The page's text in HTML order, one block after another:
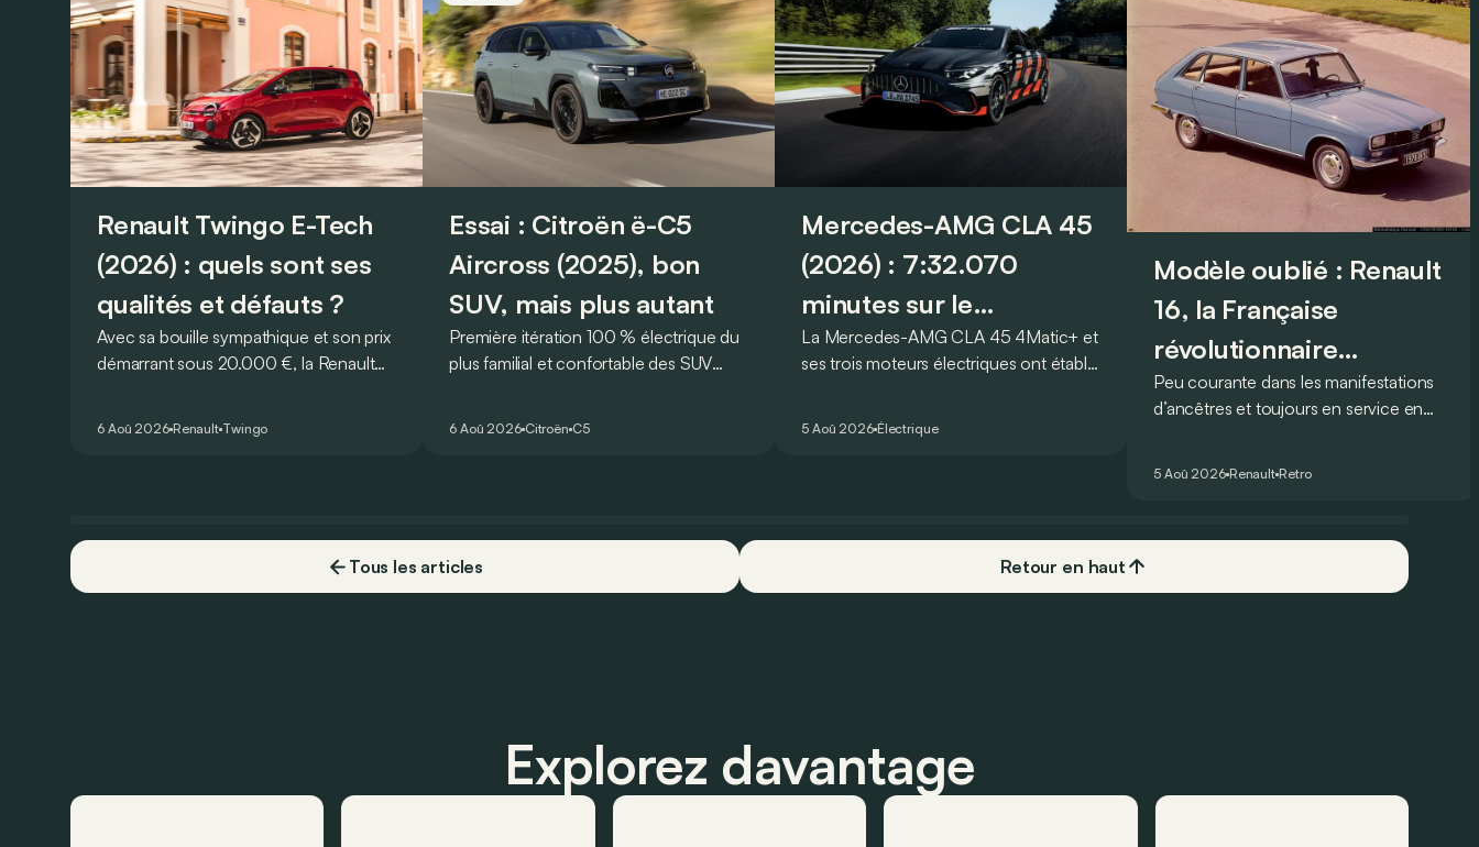
Renault Twingo E-Tech
(2026) : quels sont ses
qualités et défauts ?
Avec sa bouille sympathique et son prix
démarrant sous 20.000 €, la Renault
séduisantes du moment. Mais est-ce
6 Aoû 2026 Renault Twingo
Essai : Citroën ë-C5
Aircross (2025), bon
SUV, mais plus autant
Première itération 100 % électrique du
plus familial et confortable des SUV
6 Aoû 2026 Citroën C5
Mercedes-AMG CLA 45
(2026) : 7:32.070
minutes sur le
Nürburgring
La Mercedes-AMG CLA 45 4Matic+ et
ses trois moteurs électriques ont établi
circuit du Nürburgring… mais lequel ?
5 Aoû 2026 Électrique
Modèle oublié : Renault
16, la Française
révolutionnaire
injustement méconnue !
Peu courante dans les manifestations
d’ancêtres et toujours en service en
5 Aoû 2026 Renault Retro
Tous les articles Retour en haut
Explorez davantage